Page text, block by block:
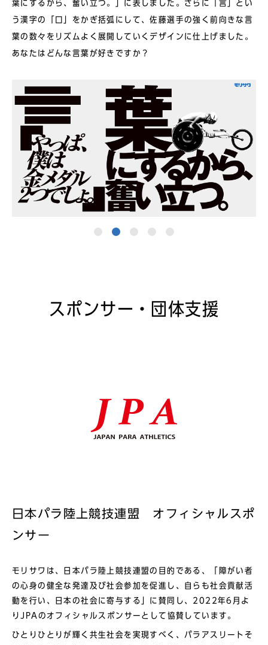
葉にするから、奮い⽴つ。」に表しました。さらに「⾔」とい
う漢字の「⼝」をかぎ括弧にして、佐藤選⼿の強く前向きな⾔
葉の数々をリズムよく展開していくデザインに仕上げました。
あなたはどんな⾔葉が好きですか？
スポンサー・団体支援
日本パラ陸上競技連盟 オフィシャルスポ
ンサー
モリサワは、日本パラ陸上競技連盟の目的である、「障がい者
の心身の健全な発達及び社会参加を促進し、自らも社会貢献活
動を行い、日本の社会に寄与する」に賛同し、2022年6月よ
りJPAのオフィシャルスポンサーとして協賛しています。
ひとりひとりが輝く共生社会を実現すべく、パラアスリートそ